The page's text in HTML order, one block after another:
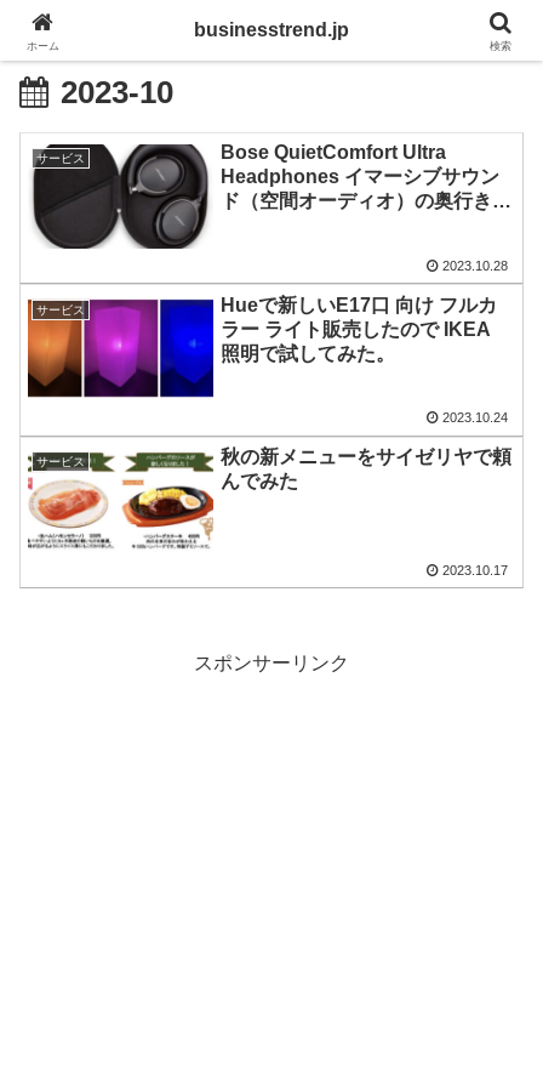
2023-10
サービス
Bose QuietComfort Ultra
Headphones イマーシブサウン
ド（空間オーディオ）の奥行き感
2023.10.28
サービス
Hueで新しいE17口 向け フルカ
ラー ライト販売したので IKEA
照明で試してみた。
2023.10.24
サービス
秋の新メニューをサイゼリヤで頼
んでみた
2023.10.17
スポンサーリンク
ホーム
businesstrend.jp
検索